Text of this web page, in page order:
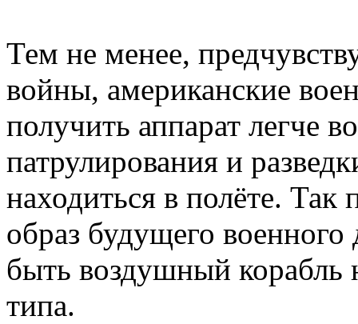
Тем не менее,
войны, американские
получить аппарат легче
патрулирования и
находиться в полёте. Так
образ будущего
быть воздушный корабль
типа.